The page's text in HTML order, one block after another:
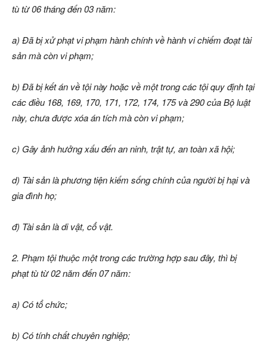
tù từ 06 tháng đến 03 năm:
a) Đã bị xử phạt vi phạm hành chính về hành vi chiếm đoạt tài
sản mà còn vi phạm;
b) Đã bị kết án về tội này hoặc về một trong các tội quy định tại
các điều 168, 169, 170, 171, 172, 174, 175 và 290 của Bộ luật
này, chưa được xóa án tích mà còn vi phạm;
c) Gây ảnh hưởng xấu đến an ninh, trật tự, an toàn xã hội;
d) Tài sản là phương tiện kiếm sống chính của người bị hại và
gia đình họ;
đ) Tài sản là di vật, cổ vật.
2. Phạm tội thuộc một trong các trường hợp sau đây, thì bị
phạt tù từ 02 năm đến 07 năm:
a) Có tổ chức;
b) Có tính chất chuyên nghiệp;